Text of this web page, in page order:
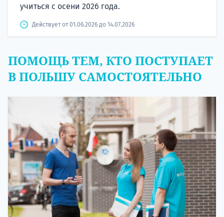
учиться с осени 2026 года.
Действует от 01.06.2026 до 14.07.2026
ПОМОЩЬ ТЕМ, КТО ПОСТУПАЕТ
В ПОЛЬШУ САМОСТОЯТЕЛЬНО